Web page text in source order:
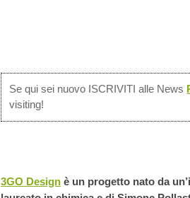
Se qui sei nuovo ISCRIVITI alle News
visiting!
3GO Design è un progetto nato da